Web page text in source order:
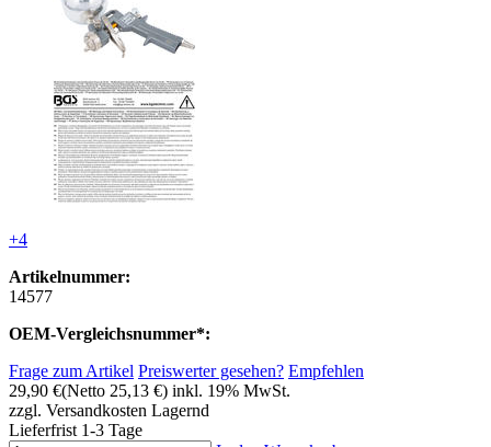
+4
Artikelnummer:
14577
OEM-Vergleichsnummer*:
Frage zum Artikel Preiswerter gesehen? Empfehlen
29,90 €(Netto 25,13 €) inkl. 19% MwSt.
zzgl. Versandkosten Lagernd
Lieferfrist 1-3 Tage